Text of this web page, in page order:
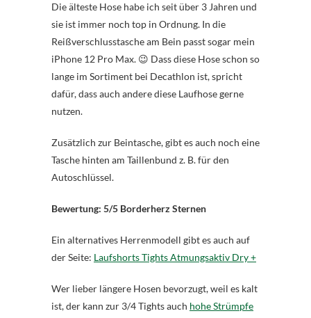
Die älteste Hose habe ich seit über 3 Jahren und
sie ist immer noch top in Ordnung. In die
Reißverschlusstasche am Bein passt sogar mein
iPhone 12 Pro Max. 😉 Dass diese Hose schon so
lange im Sortiment bei Decathlon ist, spricht
dafür, dass auch andere diese Laufhose gerne
nutzen.
Zusätzlich zur Beintasche, gibt es auch noch eine
Tasche hinten am Taillenbund z. B. für den
Autoschlüssel.
Bewertung: 5/5 Borderherz Sternen
Ein alternatives Herrenmodell gibt es auch auf
der Seite: Laufshorts Tights Atmungsaktiv Dry +
Wer lieber längere Hosen bevorzugt, weil es kalt
ist, der kann zur 3/4 Tights auch hohe Strümpfe